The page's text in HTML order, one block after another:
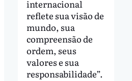
internacional
reflete sua visão de
mundo, sua
compreensão de
ordem, seus
valores e sua
responsabilidade”.